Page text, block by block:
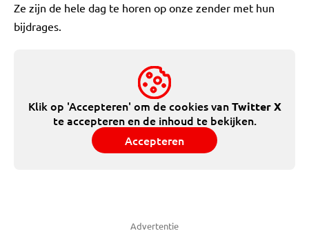
Ze zijn de hele dag te horen op onze zender met hun
bijdrages.
Klik op 'Accepteren' om de cookies vanTwitter X
te accepteren en de inhoud te bekijken.
Accepteren
Advertentie